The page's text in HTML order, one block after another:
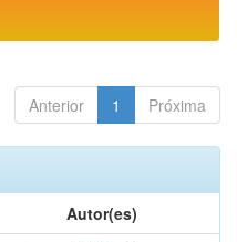
Anterior 1 Próxima
Autor(es)